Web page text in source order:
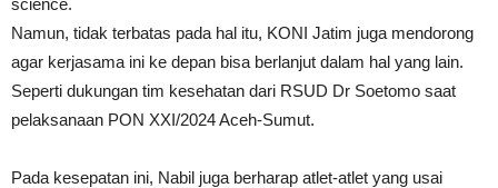
science.
Namun, tidak terbatas pada hal itu, KONI Jatim juga mendorong
agar kerjasama ini ke depan bisa berlanjut dalam hal yang lain.
Seperti dukungan tim kesehatan dari RSUD Dr Soetomo saat
pelaksanaan PON XXI/2024 Aceh-Sumut.
Pada kesepatan ini, Nabil juga berharap atlet-atlet yang usai